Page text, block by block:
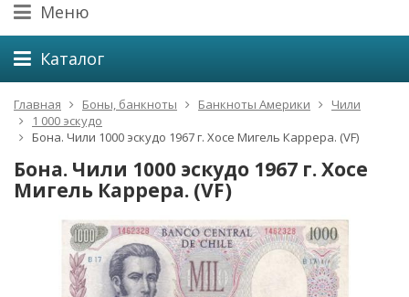
Меню
Каталог
Главная Боны, банкноты Банкноты Америки
Чили
1 000 эскудо
Бона. Чили 1000 эскудо 1967 г. Хосе Мигель Каррера. (VF)
Бона. Чили 1000 эскудо 1967 г. Хосе
Мигель Каррера. (VF)